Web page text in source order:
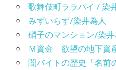
歌舞伎町ララバイ / 染
みずいらず/染井為人
硝子のマンション/染
Ｍ資金 欲望の地下資
闇バイトの歴史「名前